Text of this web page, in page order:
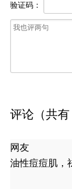
验证码：
评论（共有
网友
油性痘痘肌，